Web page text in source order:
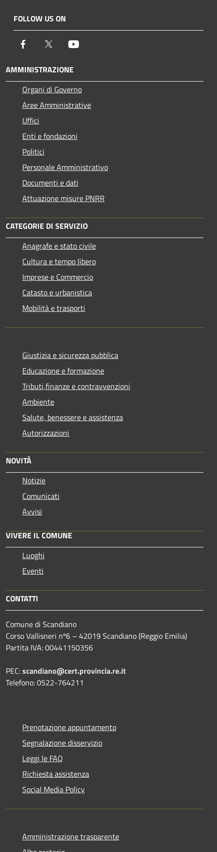
FOLLOW US ON
Facebook Twitter
AMMINISTRAZIONE
Organi di Governo
Aree Amministrative
Uffici
Enti e fondazioni
Politici
Personale Amministrativo
Documenti e dati
Attuazione misure PNRR
CATEGORIE DI SERVIZIO
Anagrafe e stato civile
Cultura e tempo libero
Imprese e Commercio
Catasto e urbanistica
Mobilità e trasporti
Giustizia e sicurezza pubblica
Educazione e formazione
Tributi,finanze e contravvenzioni
Ambiente
Salute, benessere e assistenza
Autorizzazioni
NOVITÀ
Notizie
Comunicati
Avvisi
VIVERE IL COMUNE
Luoghi
Eventi
CONTATTI
Comune di Scandiano
Corso Vallisneri nº6 – 42019 Scandiano (Reggio Emilia)
Partita IVA: 00441150356
PEC:scandiano@cert.provincia.re.it
Telefono: 0522-764211
Prenotazione appuntamento
Segnalazione disservizio
Leggi le FAQ
Richiesta assistenza
Social Media Policy
Amministrazione trasparente